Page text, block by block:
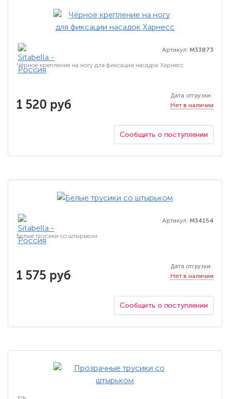
Артикул: M33873
Чёрное крепление на ногу для фиксации насадок Харнесс
1 520 руб
Дата отгрузки:
Нет в наличии
Сообщить о поступлении
Артикул: M34154
Белые трусики со штырьком
1 575 руб
Дата отгрузки:
Нет в наличии
Сообщить о поступлении